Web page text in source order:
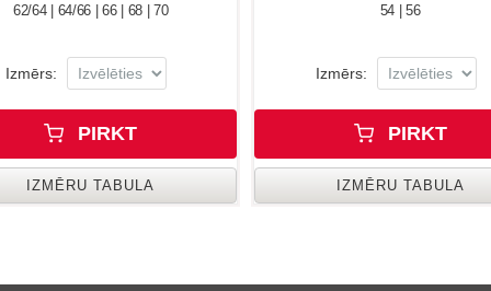
62/64 | 64/66 | 66 | 68 | 70
Izmērs:
PIRKT
IZMĒRU TABULA
54 | 56
Izmērs:
PIRKT
IZMĒRU TABULA